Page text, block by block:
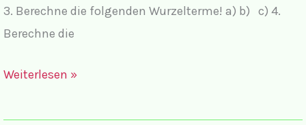
3. Berechne die folgenden Wurzelterme! a) b) c) 4.
Berechne die
Aufgaben
berechnen
Weiterlesen »